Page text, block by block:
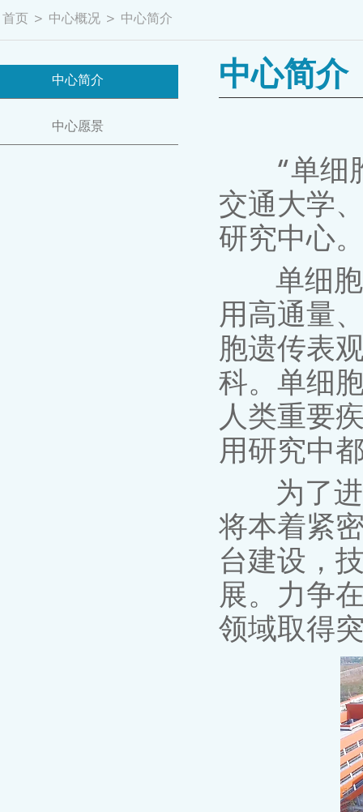
首页 > 中心概况 > 中心简介
中心简介
中心愿景
中心简介
“单细胞
交通大学
研究中心
单细胞
用高通量
胞遗传表
科。单细
人类重要
用研究中
为了进
将本着紧
台建设，
展。力争
领域取得